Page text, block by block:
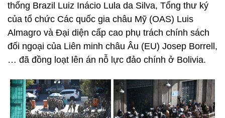
thống Brazil Luiz Inácio Lula da Silva, Tổng thư ký
của tổ chức Các quốc gia châu Mỹ (OAS) Luis
Almagro và Đại diện cấp cao phụ trách chính sách
đối ngoại của Liên minh châu Âu (EU) Josep Borrell,
… đã đồng loạt lên án nỗ lực đảo chính ở Bolivia.